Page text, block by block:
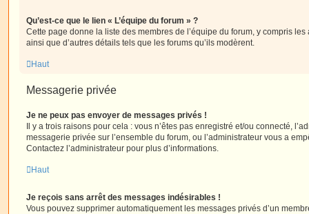
Qu’est-ce que le lien « L’équipe du forum » ?
Cette page donne la liste des membres de l’équipe du forum, y compris
ainsi que d’autres détails tels que les forums qu’ils modèrent.
Haut
Messagerie privée
Je ne peux pas envoyer de messages privés !
Il y a trois raisons pour cela : vous n’êtes pas enregistré et/ou connecté,
messagerie privée sur l’ensemble du forum, ou l’administrateur vous a
Contactez l’administrateur pour plus d’informations.
Haut
Je reçois sans arrêt des messages indésirables !
Vous pouvez supprimer automatiquement les messages privés d’un